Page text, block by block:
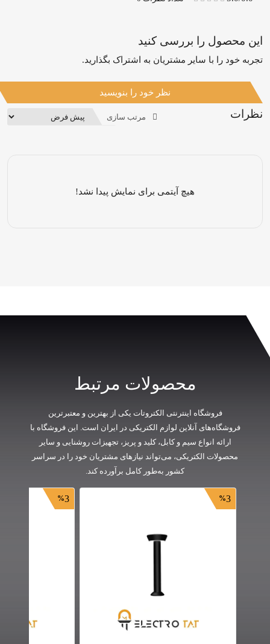
این محصول را بررسی کنید
تجربه خود را با سایر مشتریان به اشتراک بگذارید.
نظر خود را بنویسید
نظرات مرتب سازی
هیچ آیتمی برای نمایش پیدا نشد!
محصولات مرتبط
فروشگاه اینترنتی الکتروتات یکی از بهترین و معتبرترین
فروشگاه‌های آنلاین لوازم الکتریکی در ایران است. این فروشگاه با
ارائه انواع سیم و کابل، کلید و پریز، تجهیزات روشنایی و سایر
محصولات الکتریکی، می‌تواند نیازهای مشتریان خود را در سراسر
کشور به‌طور کامل برآورده کند.
3
3